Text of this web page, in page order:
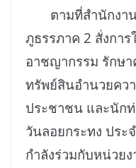
ตามที่สำนักงาน
ภูธรรภาค 2 สั่งการ
อาชญากรรม รักษ
ทรัพย์สินอำนวยคว
ประชาชน และนักท่
วันลอยกระทง ปร
กำลังร่วมกับหน่วย